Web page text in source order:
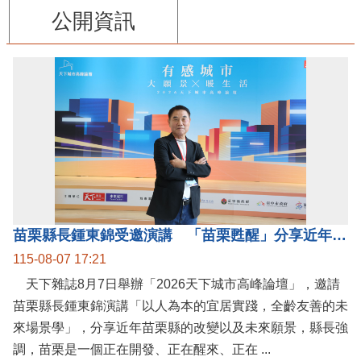
公開資訊
苗栗縣長鍾東錦受邀演講 「苗栗甦醒」分享近年轉變
115-08-07 17:21
天下雜誌8月7日舉辦「2026天下城市高峰論壇」，邀請
苗栗縣長鍾東錦演講「以人為本的宜居實踐，全齡友善的未
來場景學」，分享近年苗栗縣的改變以及未來願景，縣長強
調，苗栗是一個正在開發、正在醒來、正在 ...